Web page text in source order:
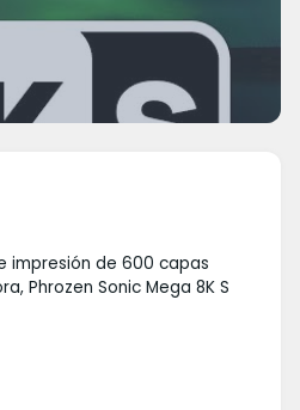
impresión de 600 capas
Phrozen Sonic Mega 8K S